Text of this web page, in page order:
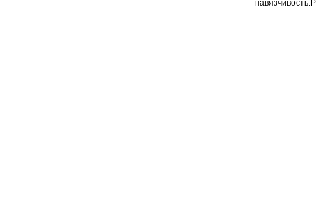
навязчивость.P